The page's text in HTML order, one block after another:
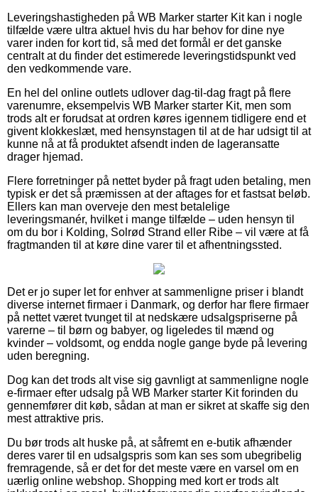
Leveringshastigheden på WB Marker starter Kit kan i nogle
tilfælde være ultra aktuel hvis du har behov for dine nye
varer inden for kort tid, så med det formål er det ganske
centralt at du finder det estimerede leveringstidspunkt ved
den vedkommende vare.
En hel del online outlets udlover dag-til-dag fragt på flere
varenumre, eksempelvis WB Marker starter Kit, men som
trods alt er forudsat at ordren køres igennem tidligere end et
givent klokkeslæt, med hensynstagen til at de har udsigt til at
kunne nå at få produktet afsendt inden de lageransatte
drager hjemad.
Flere forretninger på nettet byder på fragt uden betaling, men
typisk er det så præmissen at der aftages for et fastsat beløb.
Ellers kan man overveje den mest betalelige
leveringsmanér, hvilket i mange tilfælde – uden hensyn til
om du bor i Kolding, Solrød Strand eller Ribe – vil være at få
fragtmanden til at køre dine varer til et afhentningssted.
Det er jo super let for enhver at sammenligne priser i blandt
diverse internet firmaer i Danmark, og derfor har flere firmaer
på nettet været tvunget til at nedskære udsalgspriserne på
varerne – til børn og babyer, og ligeledes til mænd og
kvinder – voldsomt, og endda nogle gange byde på levering
uden beregning.
Dog kan det trods alt vise sig gavnligt at sammenligne nogle
e-firmaer efter udsalg på WB Marker starter Kit forinden du
gennemfører dit køb, sådan at man er sikret at skaffe sig den
mest attraktive pris.
Du bør trods alt huske på, at såfremt en e-butik afhænder
deres varer til en udsalgspris som kan ses som ubegribelig
fremragende, så er det for det meste være en varsel om en
uærlig online webshop. Shopping med kort er trods alt